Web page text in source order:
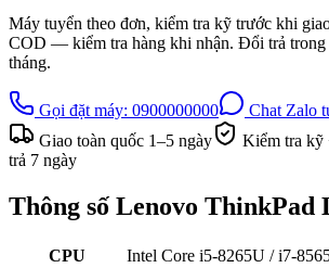
Máy tuyển theo đơn, kiểm tra kỹ trước khi
COD — kiểm tra hàng khi nhận. Đổi trả trong
tháng.
Gọi đặt máy: 0900000000
Chat Zalo
Giao toàn quốc 1–5 ngày Kiểm tra kỹ
trả 7 ngày
Thông số Lenovo ThinkPad
CPU
Intel Core i5-8265U / i7-